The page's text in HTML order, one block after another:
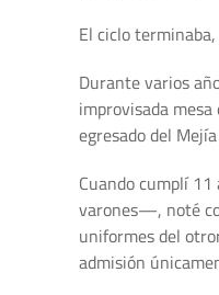
El ciclo
Durante varios
improvisada
egresado del
Cuando cumplí
varones—, noté
uniformes del
admisión